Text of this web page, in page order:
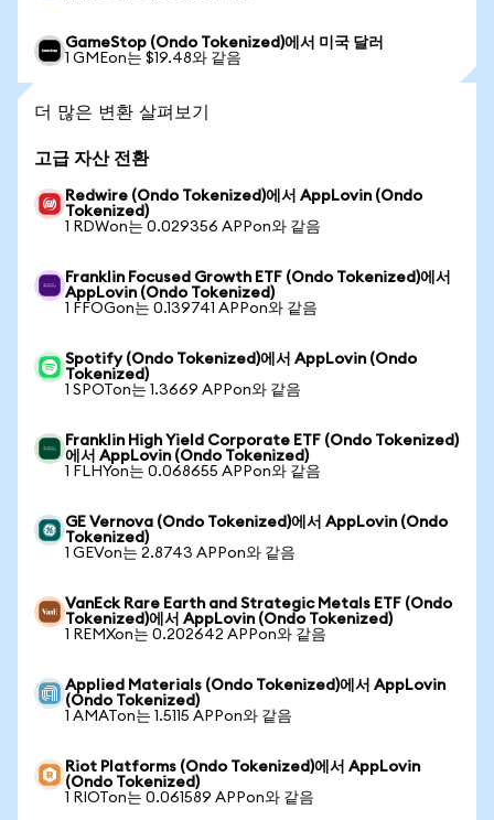
GameStop (Ondo Tokenized)에서 미국 달러
1 GMEon는 $19.48와 같음
더 많은 변환 살펴보기
고급 자산 전환
Redwire (Ondo Tokenized)에서 AppLovin (Ondo
Tokenized)
1 RDWon는 0.029356 APPon와 같음
Franklin Focused Growth ETF (Ondo Tokenized)에서
AppLovin (Ondo Tokenized)
1 FFOGon는 0.139741 APPon와 같음
Spotify (Ondo Tokenized)에서 AppLovin (Ondo
Tokenized)
1 SPOTon는 1.3669 APPon와 같음
Franklin High Yield Corporate ETF (Ondo Tokenized)
에서 AppLovin (Ondo Tokenized)
1 FLHYon는 0.068655 APPon와 같음
GE Vernova (Ondo Tokenized)에서 AppLovin (Ondo
Tokenized)
1 GEVon는 2.8743 APPon와 같음
VanEck Rare Earth and Strategic Metals ETF (Ondo
Tokenized)에서 AppLovin (Ondo Tokenized)
1 REMXon는 0.202642 APPon와 같음
Applied Materials (Ondo Tokenized)에서 AppLovin
(Ondo Tokenized)
1 AMATon는 1.5115 APPon와 같음
Riot Platforms (Ondo Tokenized)에서 AppLovin
(Ondo Tokenized)
1 RIOTon는 0.061589 APPon와 같음